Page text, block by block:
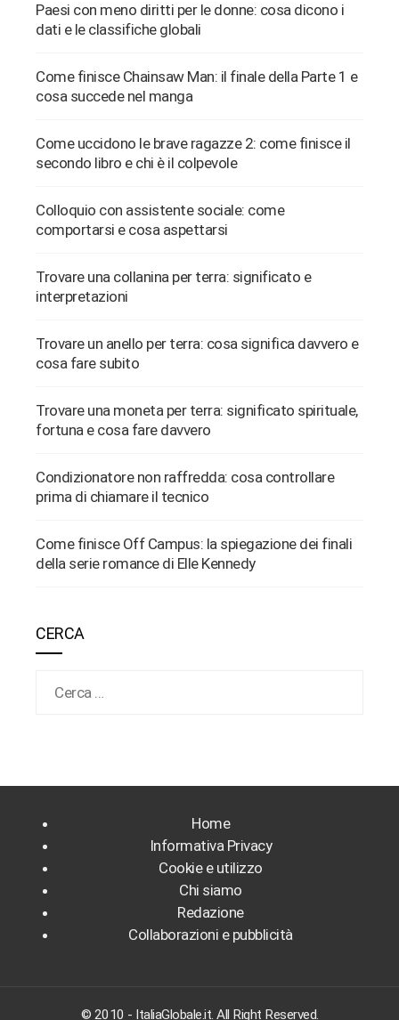
Paesi con meno diritti per le donne: cosa dicono i
dati e le classifiche globali
Come finisce Chainsaw Man: il finale della Parte 1 e
cosa succede nel manga
Come uccidono le brave ragazze 2: come finisce il
secondo libro e chi è il colpevole
Colloquio con assistente sociale: come
comportarsi e cosa aspettarsi
Trovare una collanina per terra: significato e
interpretazioni
Trovare un anello per terra: cosa significa davvero e
cosa fare subito
Trovare una moneta per terra: significato spirituale,
fortuna e cosa fare davvero
Condizionatore non raffredda: cosa controllare
prima di chiamare il tecnico
Come finisce Off Campus: la spiegazione dei finali
della serie romance di Elle Kennedy
CERCA
Home
Informativa Privacy
Cookie e utilizzo
Chi siamo
Redazione
Collaborazioni e pubblicità
© 2010 - ItaliaGlobale.it. All Right Reserved.